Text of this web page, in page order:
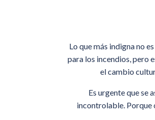
Lo que más indigna no
para los incendios, pero
el cambio
Es urgente que se
incontrolable. Porque